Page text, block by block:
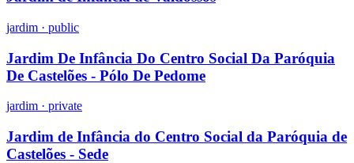
jardim · public
Jardim De Infância Do Centro Social Da Paróquia
De Castelões - Pólo De Pedome
jardim · private
Jardim de Infância do Centro Social da Paróquia de
Castelões - Sede